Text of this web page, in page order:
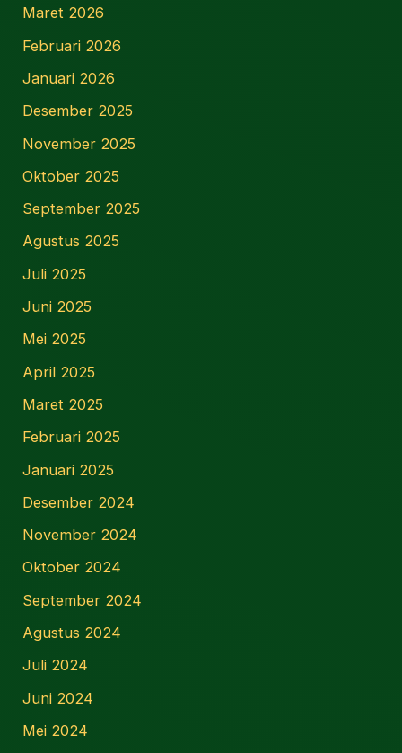
Maret 2026
Februari 2026
Januari 2026
Desember 2025
November 2025
Oktober 2025
September 2025
Agustus 2025
Juli 2025
Juni 2025
Mei 2025
April 2025
Maret 2025
Februari 2025
Januari 2025
Desember 2024
November 2024
Oktober 2024
September 2024
Agustus 2024
Juli 2024
Juni 2024
Mei 2024